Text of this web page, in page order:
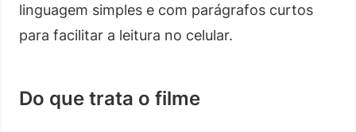
linguagem simples e com parágrafos curtos
para facilitar a leitura no celular.
Do que trata o filme